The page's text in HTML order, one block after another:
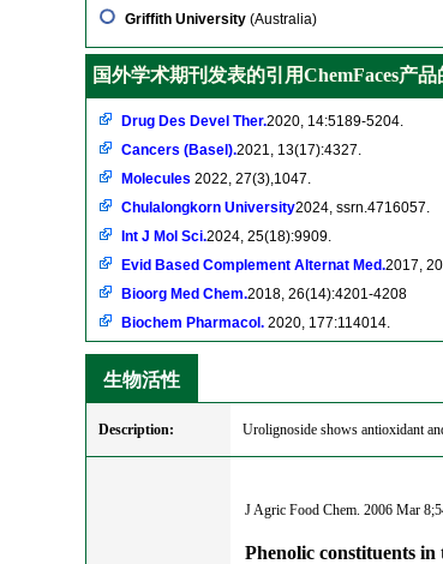
Griffith University (Australia)
国外学术期刊发表的引用ChemFaces产
Drug Des Devel Ther.2020, 14:5189-5204.
Cancers (Basel).2021, 13(17):4327.
Molecules 2022, 27(3),1047.
Chulalongkorn University2024, ssrn.4716057.
Int J Mol Sci.2024, 25(18):9909.
Evid Based Complement Alternat Med.2017,
Bioorg Med Chem.2018, 26(14):4201-4208
Biochem Pharmacol. 2020, 177:114014.
生物活性
Description: Urolignoside shows antioxidant
J Agric Food Chem. 2006 Mar
Phenolic constituents